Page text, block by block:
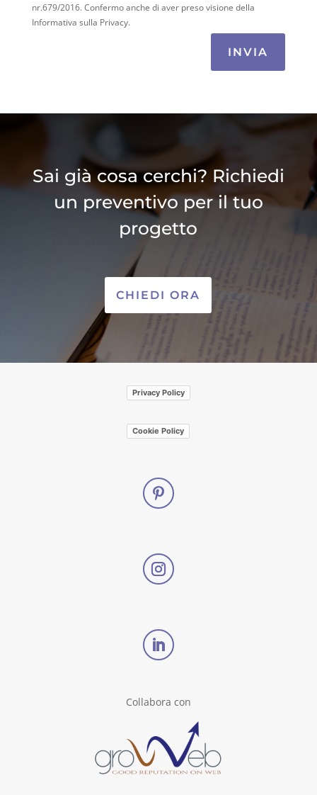
nr.679/2016. Confermo anche di aver preso visione della
Informativa sulla Privacy.
INVIA
Sai già cosa cerchi? Richiedi
un preventivo per il tuo
progetto
CHIEDI ORA
Privacy Policy
Cookie Policy
Collabora con